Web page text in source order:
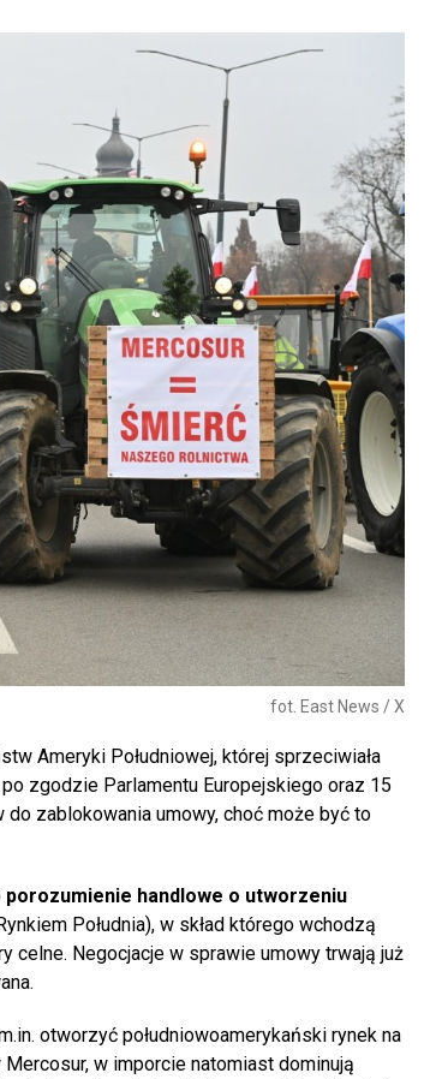
fot. East News / X
Ameryki Południowej, której sprzeciwiała
zgodzie Parlamentu Europejskiego oraz 15
zablokowania umowy, choć może być to
porozumienie handlowe o utworzeniu
Południa), w skład którego wchodzą
celne. Negocjacje w sprawie umowy trwają już
otworzyć południowoamerykański rynek na
w imporcie natomiast dominują